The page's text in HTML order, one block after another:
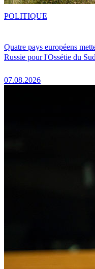
Quatre pays européens
Russie pour l'Ossétie du Sud
07.08.2026
POLITIQUE